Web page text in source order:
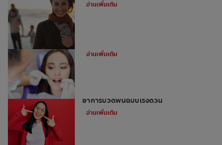
อ่านเพิ่มเติม
อ่านเพิ่มเติม
อาการปวดฟันฉบับเร่งด่วน
อ่านเพิ่มเติม